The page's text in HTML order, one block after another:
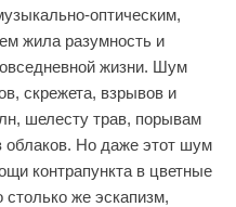
оптическим,
жила разумность и
жизни. Шум
скрежета, взрывов и
шелесту трав, порывам
облаков. Но даже этот шум
контрапункта в цветные
столько же эскапизм,